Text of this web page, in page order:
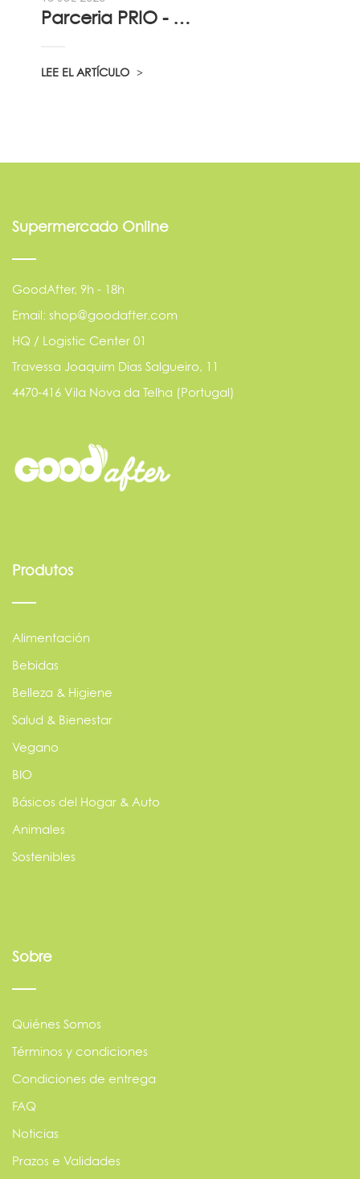
Parceria PRIO - Viadireta - Goodafter...
LEE EL ARTÍCULO
Supermercado Online
GoodAfter, 9h - 18h
Email: shop@goodafter.com
HQ / Logistic Center 01
Travessa Joaquim Dias Salgueiro, 11
4470-416 Vila Nova da Telha (Portugal)
Produtos
Alimentación
Bebidas
Belleza & Higiene
Salud & Bienestar
Vegano
BIO
Básicos del Hogar & Auto
Animales
Sostenibles
Sobre
Quiénes Somos
Términos y condiciones
Condiciones de entrega
FAQ
Noticias
Prazos e Validades